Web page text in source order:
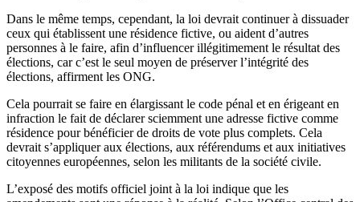
Dans le même temps, cependant, la loi devrait continuer à dissuader
ceux qui établissent une résidence fictive, ou aident d’autres
personnes à le faire, afin d’influencer illégitimement le résultat des
élections, car c’est le seul moyen de préserver l’intégrité des
élections, affirment les ONG.
Cela pourrait se faire en élargissant le code pénal et en érigeant en
infraction le fait de déclarer sciemment une adresse fictive comme
résidence pour bénéficier de droits de vote plus complets. Cela
devrait s’appliquer aux élections, aux référendums et aux initiatives
citoyennes européennes, selon les militants de la société civile.
L’exposé des motifs officiel joint à la loi indique que les